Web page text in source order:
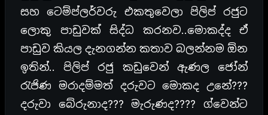
සහ ටෙම්ප්ලර්වරු එකතුවෙලා පිලිප් රජුට
ලොකු පාඩුවක් සිද්ධ කරනව..මොකද්ද ඒ
පාඩුව කියල දැනගන්න කතාව බලන්නම ඕන
ඉතින්.. පිලිප් රජු කඩුවෙන් ඇණල ජෝන්
රැජිණ මරාදම්මත් දරුවට මොකද උනේ???
දරුවා බේරුනාද??? මැරුණද???? ග්වෙන්ට